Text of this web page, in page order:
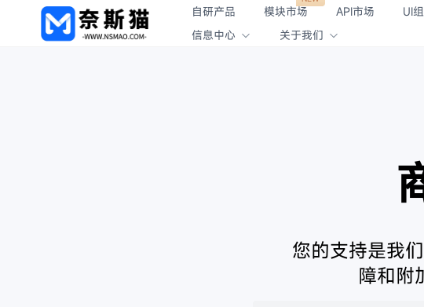
自研产品 模块市场 API市场 UI
信息中心
关于我们
您的支持是我
障和附